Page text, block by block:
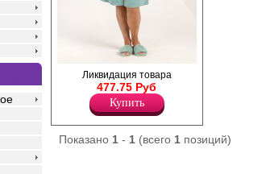
женский из современного
трикотажного полотна
средней длины, прямой,
кроя, с рукавами ? длины, V-
вырезом горловины,
в боковых швах, центральной
на молнию, с вышивкой на
Ликвидация товара
477.75 Руб
Купить
Показано 1- 1(всего 1позиций)